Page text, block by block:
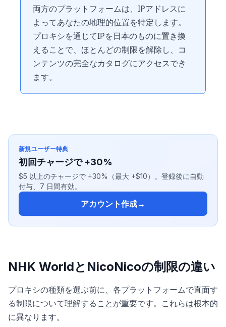
両方のプラットフォームは、IPアドレスに
よってあなたの地理的位置を特定します。
プロキシを通じてIPを日本のものに置き換
えることで、ほとんどの制限を解除し、コ
ンテンツの完全なカタログにアクセスでき
ます。
新規ユーザー特典
初回チャージで +30%
$5 以上のチャージで +30%（最大 +$10）。登録後に自動
付与、7 日間有効。
アカウント作成→
NHK WorldとNicoNicoの制限の違い
プロキシの種類を選ぶ前に、各プラットフォームで直面す
る制限について理解することが重要です。これらは根本的
に異なります。